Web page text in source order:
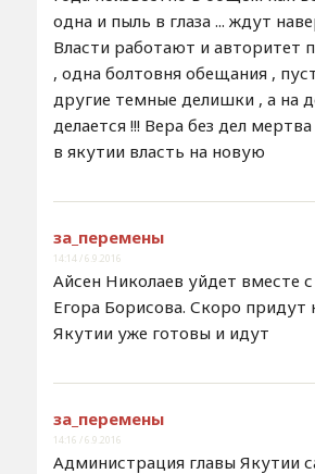
одна и пыль в глаза ... ждут
Власти работают и авторитет
, одна болтовня обещания ,
другие темные делишки , а на
делается !!! Вера без дел
в якутии власть на новую
за_перемены
14:14 / 6.9.2016
Айсен Николаев уйдет вместе с
Егора Борисова. Скоро придут
Якутии уже готовы и идут
за_перемены
14:16 / 6.9.2016
Администрация главы Якутии